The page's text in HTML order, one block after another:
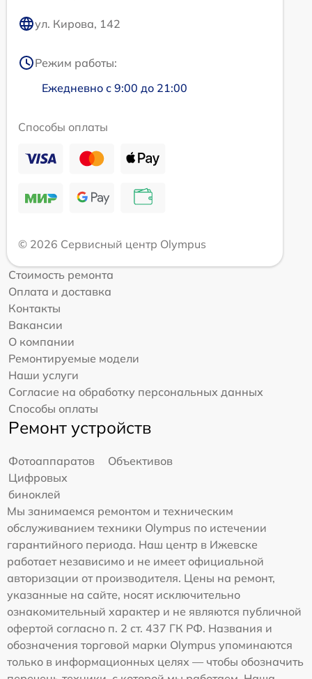
ул. Кирова, 142
Режим работы:
Ежедневно с 9:00 до 21:00
Способы оплаты
© 2026 Сервисный центр Olympus
Стоимость ремонта
Оплата и доставка
Контакты
Вакансии
О компании
Ремонтируемые модели
Наши услуги
Согласие на обработку персональных данных
Способы оплаты
Ремонт устройств
Фотоаппаратов
Объективов
Цифровых
биноклей
Мы занимаемся ремонтом и техническим
обслуживанием техники Olympus по истечении
гарантийного периода. Наш центр в Ижевске
работает независимо и не имеет официальной
авторизации от производителя. Цены на ремонт,
указанные на сайте, носят исключительно
ознакомительный характер и не являются публичной
офертой согласно п. 2 ст. 437 ГК РФ. Названия и
обозначения торговой марки Olympus упоминаются
только в информационных целях — чтобы обозначить